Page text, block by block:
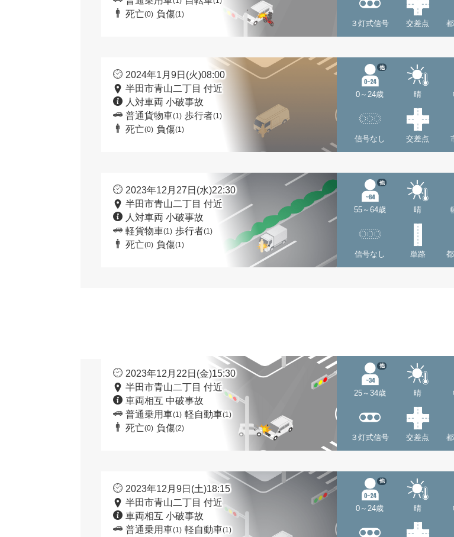
死亡(0) 負傷(1)
３灯式信号 交差点
2024年1月9日(火)08:00
半田市青山二丁目 付近
人対車両 小破事故
普通貨物車(1) 歩行者(1)
死亡(0) 負傷(1)
0～24歳
他
晴
信号なし 交差点
2023年12月27日(水)22:30
半田市青山二丁目 付近
人対車両 小破事故
軽貨物車(1) 歩行者(1)
死亡(0) 負傷(1)
55～64歳
他
晴
信号なし 単路
2023年12月22日(金)15:30
半田市青山二丁目 付近
車両相互 中破事故
普通乗用車(1) 軽自動車(1)
死亡(0) 負傷(2)
25～34歳
他
晴
３灯式信号 交差点
2023年12月9日(土)18:15
半田市青山二丁目 付近
車両相互 小破事故
普通乗用車(1) 軽自動車(1)
0～24歳
他
晴